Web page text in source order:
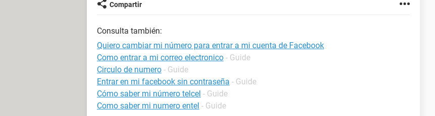
Compartir
Consulta también:
Quiero cambiar mi número para entrar a mi cuenta de Facebook
Como entrar a mi correo electronico - Guide
Circulo de numero - Guide
Entrar en mi facebook sin contraseña - Guide
Cómo saber mi número telcel - Guide
Como saber mi numero entel - Guide